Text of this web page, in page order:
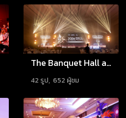
The Banquet Hall at Nathong 2026
42 รูป, 652 ผู้ชม